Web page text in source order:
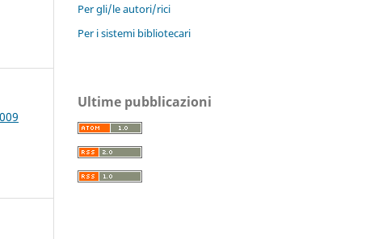
Per gli/le autori/rici
Per i sistemi bibliotecari
Ultime pubblicazioni